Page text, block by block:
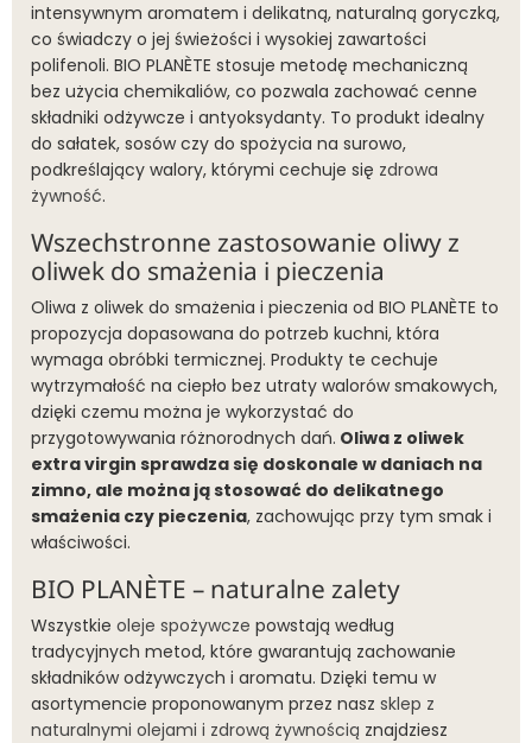
intensywnym aromatem i delikatną, naturalną goryczką,
co świadczy o jej świeżości i wysokiej zawartości
polifenoli. BIO PLANÈTE stosuje metodę mechaniczną
bez użycia chemikaliów, co pozwala zachować cenne
składniki odżywcze i antyoksydanty. To produkt idealny
do sałatek, sosów czy do spożycia na surowo,
podkreślający walory, którymi cechuje się zdrowa
żywność.
Wszechstronne zastosowanie oliwy z
oliwek do smażenia i pieczenia
Oliwa z oliwek do smażenia i pieczenia od BIO PLANÈTE to
propozycja dopasowana do potrzeb kuchni, która
wymaga obróbki termicznej. Produkty te cechuje
wytrzymałość na ciepło bez utraty walorów smakowych,
dzięki czemu można je wykorzystać do
przygotowywania różnorodnych dań. Oliwa z oliwek
extra virgin sprawdza się doskonale w daniach na
zimno, ale można ją stosować do delikatnego
smażenia czy pieczenia, zachowując przy tym smak i
właściwości.
BIO PLANÈTE – naturalne zalety
Wszystkie oleje spożywcze powstają według
tradycyjnych metod, które gwarantują zachowanie
składników odżywczych i aromatu. Dzięki temu w
asortymencie proponowanym przez nasz sklep z
naturalnymi olejami i zdrową żywnością znajdziesz